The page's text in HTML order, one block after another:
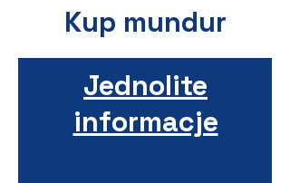
Kup mundur
Jednolite
informacje